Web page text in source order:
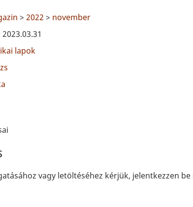
> 2022 > november
2023.03.31
lapok
vagy letöltéséhez kérjük, jelentkezzen